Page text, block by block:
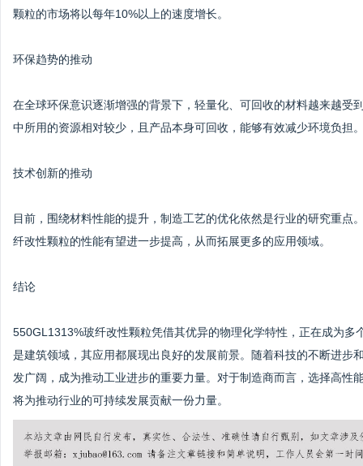
颗粒的市场将以每年10%以上的速度增长。
环保趋势的推动
在全球环保意识逐渐增强的背景下，轻量化、可回收的材料越来越
中所用的资源相对较少，且产品本身可回收，能够有效减少环境负担
技术创新的推动
目前，围绕材料性能的提升，制造工艺的优化依然是行业的研究重
纤改性颗粒的性能有望进一步提高，从而拓展更多的应用领域。
结论
550GL1313%玻纤改性颗粒凭借其优异的物理化学特性，正在成为
是建筑领域，其应用都展现出良好的发展前景。随着科技的不断进
发广阔，成为推动工业进步的重要力量。对于制造商而言，选择高
将为推动行业的可持续发展贡献一份力量。